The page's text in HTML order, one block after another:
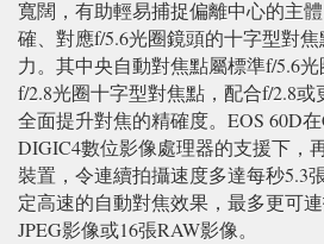
寬闊，有助輕易捕捉偏離中心的主
確、對應f/5.6光圈鏡頭的十字型對
力。其中央自動對焦點屬標準f/5.6
f/2.8光圈十字型對焦點，配合f/2.8或
全面提升對焦的精確度。EOS 60D
DIGIC4數位影像處理器的支援下，
裝置，令連續拍攝速度多達每秒5.3
定高速的自動對焦效果，最多更可
JPEG影像或16張RAW影像。